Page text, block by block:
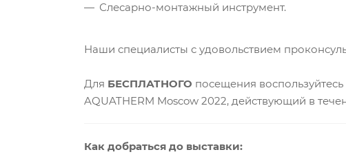
Слесарно-монтажный инструмент.
Наши специалисты с удовольствием
Для БЕСПЛАТНОГО посещения
AQUATHERM Moscow 2022, действующий в
Как добраться до выставки: